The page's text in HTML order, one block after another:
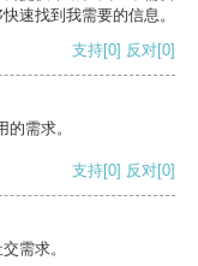
速找到我需要的信息。
支持[0] 反对[0]
需求。
支持[0] 反对[0]
需求。